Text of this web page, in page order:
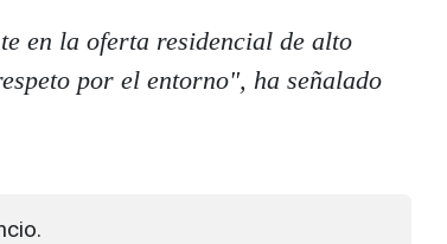
en la oferta residencial de alto
por el entorno", ha señalado